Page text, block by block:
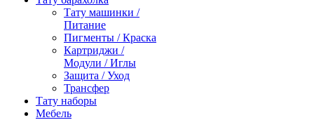
Тату машинки /
Питание
Пигменты / Краска
Картриджи /
Модули / Иглы
Защита / Уход
Трансфер
Тату наборы
Мебель